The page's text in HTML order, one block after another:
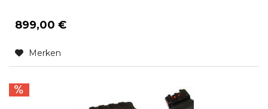
899,00 €
Merken